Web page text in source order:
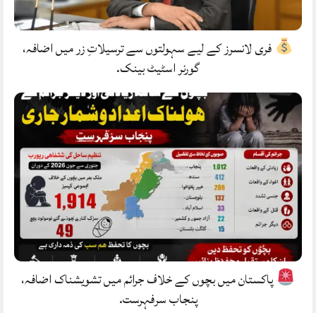
فری لانسرز کے لیے سہولتوں سے ترسیلاتِ زر میں اضافہ،
گورنر اسٹیٹ بینک.
پاکستان میں بچوں کے خلاف جرائم میں تشویشناک اضافہ،
پنجاب سرفہرست.